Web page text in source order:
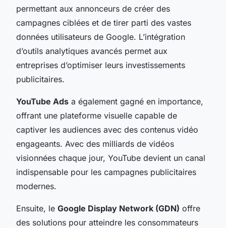
permettant aux annonceurs de créer des
campagnes ciblées et de tirer parti des vastes
données utilisateurs de Google. L’intégration
d’outils analytiques avancés permet aux
entreprises d’optimiser leurs investissements
publicitaires.
YouTube Ads a également gagné en importance,
offrant une plateforme visuelle capable de
captiver les audiences avec des contenus vidéo
engageants. Avec des milliards de vidéos
visionnées chaque jour, YouTube devient un canal
indispensable pour les campagnes publicitaires
modernes.
Ensuite, le Google Display Network (GDN) offre
des solutions pour atteindre les consommateurs